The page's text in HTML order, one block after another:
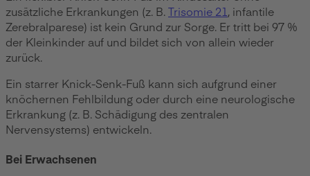
zusätzliche Erkrankungen (z. B. Trisomie 21, infantile
Zerebralparese) ist kein Grund zur Sorge. Er tritt bei 97 %
der Kleinkinder auf und bildet sich von allein wieder
zurück.
Ein starrer Knick-Senk-Fuß kann sich aufgrund einer
knöchernen Fehlbildung oder durch eine neurologische
Erkrankung (z. B. Schädigung des zentralen
Nervensystems) entwickeln.
Bei Erwachsenen